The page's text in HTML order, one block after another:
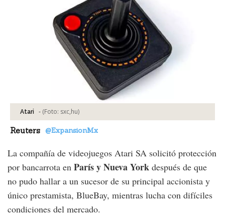
Atari - (Foto: sxc,hu)
Reuters @ExpansionMx
La compañía de videojuegos Atari SA solicitó protección
por bancarrota en París y Nueva York después de que
no pudo hallar a un sucesor de su principal accionista y
único prestamista, BlueBay, mientras lucha con difíciles
condiciones del mercado.